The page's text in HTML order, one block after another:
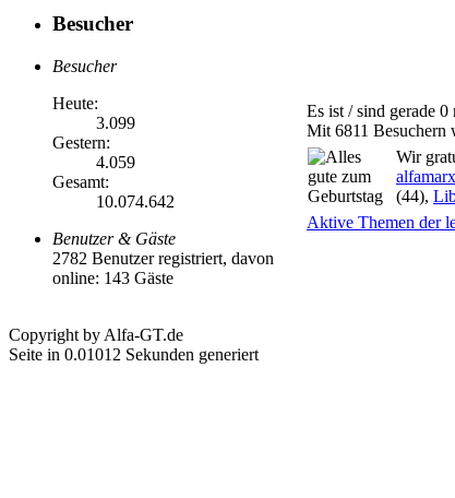
Besucher
Besucher
Heute:
3.099
Gestern:
4.059
Gesamt:
10.074.642
Benutzer & Gäste
2782 Benutzer registriert, davon
online: 143 Gäste
Es ist / sind gerade
Mit 6811 Besuchern
Wir
alfamarx
(44),
Aktive Themen der
Copyright by Alfa-GT.de
Seite in 0.01012 Sekunden generiert